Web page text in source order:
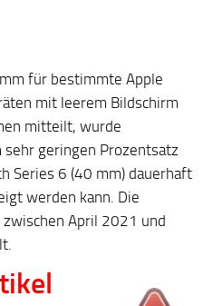
für bestimmte Apple
mit leerem Bildschirm
mitteilt, wurde
geringen Prozentsatz
Series 6 (40 mm) dauerhaft
werden kann. Die
April 2021 und